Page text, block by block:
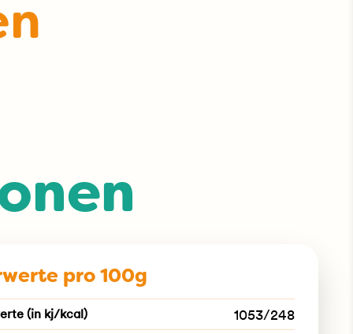
pro 100g
(in kj/kcal)
1053/248